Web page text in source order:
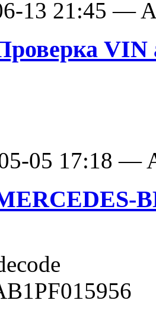
13 21:45 —
VIN
05 17:18 —